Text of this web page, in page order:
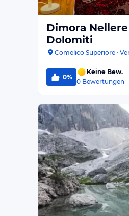
Dimora
Dolomiti
Comelico Superiore ·
0%
Keine Bew.
0 Bewertungen